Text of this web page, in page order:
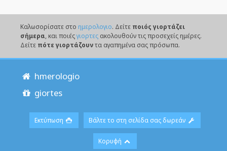
Καλωσορίσατε στο ημερολογιο. Δείτε ποιός γιορτάζει
σήμερα, και ποιέςγιορτεςακολουθούν τις προσεχείς ημέρες.
Δείτε πότε γιορτάζουντα αγαπημένα σας πρόσωπα.
hmerologio
giortes
Εκτύπωση Βάλτε το στη σελίδα σας δωρεάν
Κορυφή